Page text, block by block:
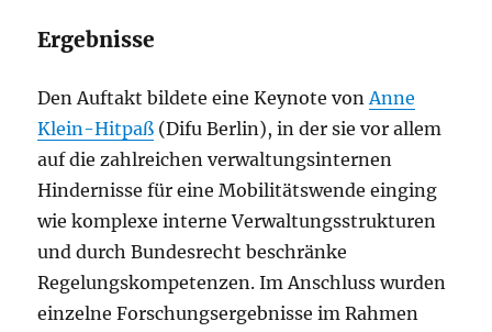
Ergebnisse
Den Auftakt bildete eine Keynote vonAnne
Klein-Hitpaß (Difu Berlin), in der sie vor allem
auf die zahlreichen verwaltungsinternen
Hindernisse für eine Mobilitätswende einging
wie komplexe interne Verwaltungsstrukturen
und durch Bundesrecht beschränke
Regelungskompetenzen. Im Anschluss wurden
einzelne Forschungsergebnisse im Rahmen